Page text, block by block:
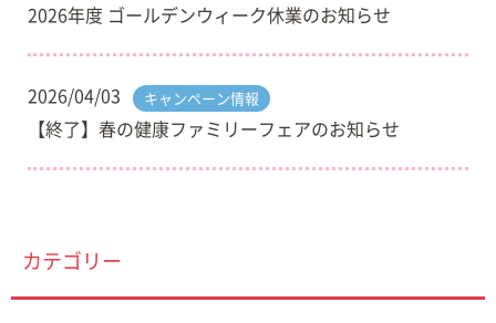
2026年度 ゴールデンウィーク休業のお知らせ
2026/04/03 キャンペーン情報
【終了】春の健康ファミリーフェアのお知らせ
カテゴリー